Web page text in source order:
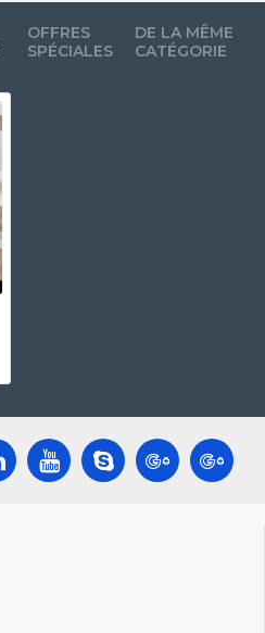
OFFRES
SPÉCIALES
DE LA MÊME
CATÉGORIE